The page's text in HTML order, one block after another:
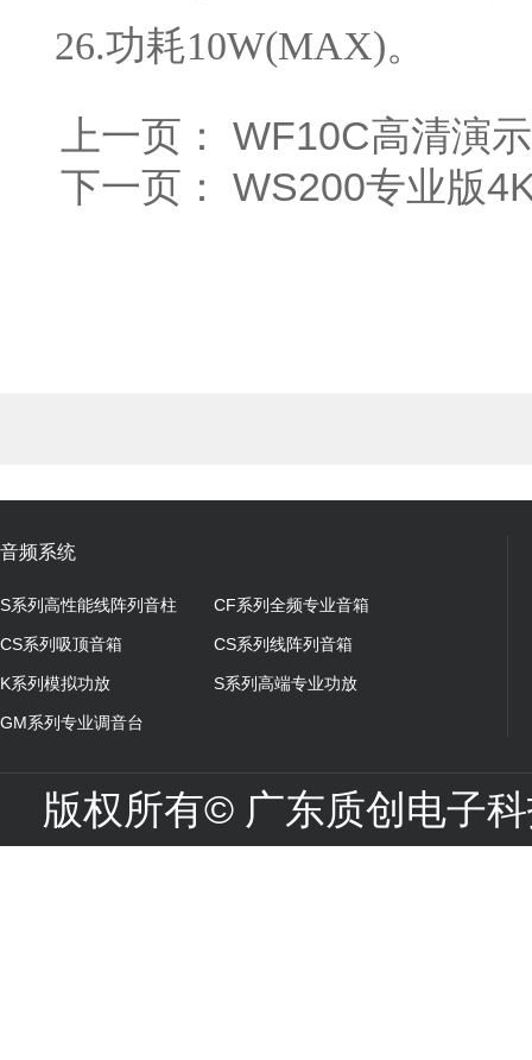
26.功耗10W(MAX)。
上一页： WF10C高清演
下一页： WS200专业版
音频系统
S系列高性能线阵列音柱 CF系列全频专业音箱
CS系列吸顶音箱 CS系列线阵列音箱
K系列模拟功放 S系列高端专业功放
GM系列专业调音台
版权所有© 广东质创电子